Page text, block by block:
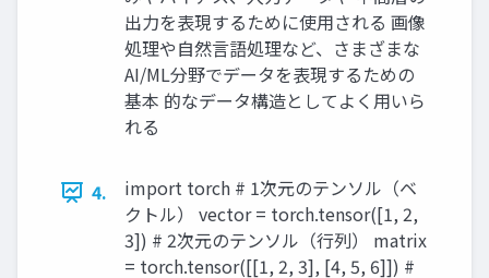
出力を表現するために使用される 画像
処理や自然言語処理など、さまざまな
AI/ML分野でデータを表現するための
基本 的なデータ構造としてよく用いら
れる
4.
import torch # 1次元のテンソル（ベ
クトル） vector = torch.tensor([1, 2,
3]) # 2次元のテンソル（行列） matrix
= torch.tensor([[1, 2, 3], [4, 5, 6]]) #